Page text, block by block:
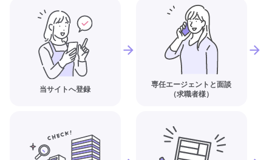
当サイトへ登録
専任エージェントと面談
（求職者様）